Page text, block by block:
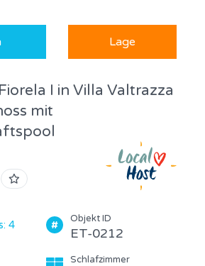
Lage
I in Villa Valtrazza
mit
4 Objekt ID
ET-0212
Schlafzimmer